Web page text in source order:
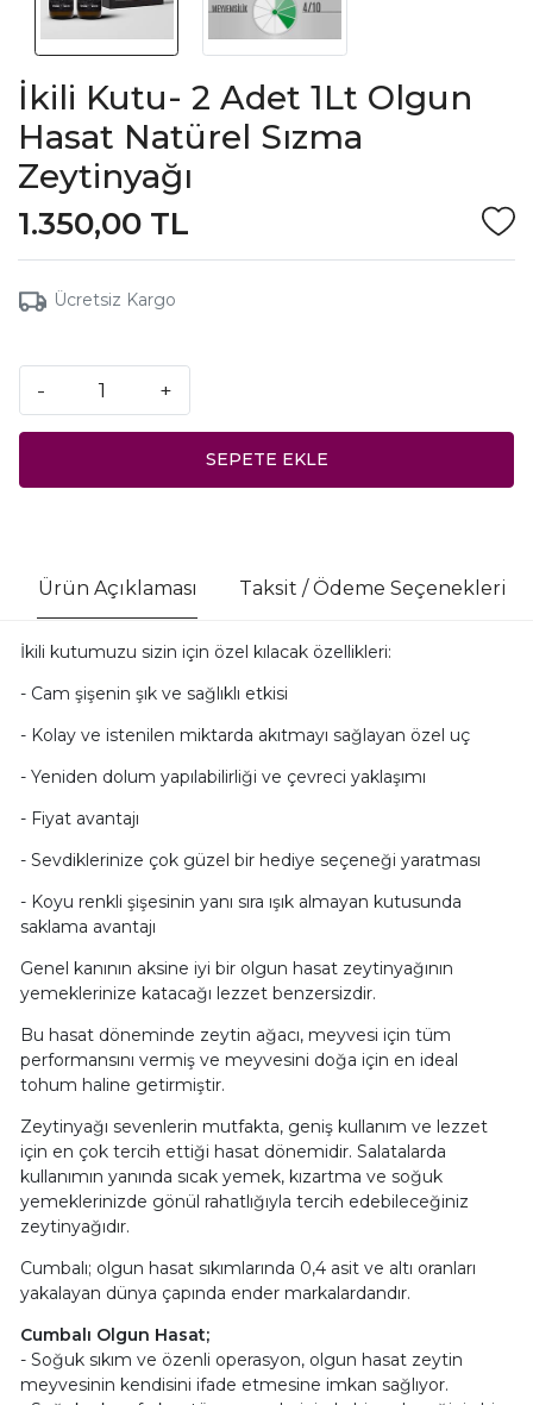
İkili Kutu- 2 Adet 1Lt Olgun
Hasat Natürel Sızma
Zeytinyağı
1.350,00 TL
Ücretsiz Kargo
- +
SEPETE EKLE
Ürün Açıklaması Taksit / Ödeme Seçenekleri
İkili kutumuzu sizin için özel kılacak özellikleri:
- Cam şişenin şık ve sağlıklı etkisi
- Kolay ve istenilen miktarda akıtmayı sağlayan özel uç
- Yeniden dolum yapılabilirliği ve çevreci yaklaşımı
- Fiyat avantajı
- Sevdiklerinize çok güzel bir hediye seçeneği yaratması
- Koyu renkli şişesinin yanı sıra ışık almayan kutusunda
saklama avantajı
Genel kanının aksine iyi bir olgun hasat zeytinyağının
yemeklerinize katacağı lezzet benzersizdir.
Bu hasat döneminde zeytin ağacı, meyvesi için tüm
performansını vermiş ve meyvesini doğa için en ideal
tohum haline getirmiştir.
Zeytinyağı sevenlerin mutfakta, geniş kullanım ve lezzet
için en çok tercih ettiği hasat dönemidir. Salatalarda
kullanımın yanında sıcak yemek, kızartma ve soğuk
yemeklerinizde gönül rahatlığıyla tercih edebileceğiniz
zeytinyağıdır.
Cumbalı; olgun hasat sıkımlarında 0,4 asit ve altı oranları
yakalayan dünya çapında ender markalardandır.
Cumbalı Olgun Hasat;
- Soğuk sıkım ve özenli operasyon, olgun hasat zeytin
meyvesinin kendisini ifade etmesine imkan sağlıyor.